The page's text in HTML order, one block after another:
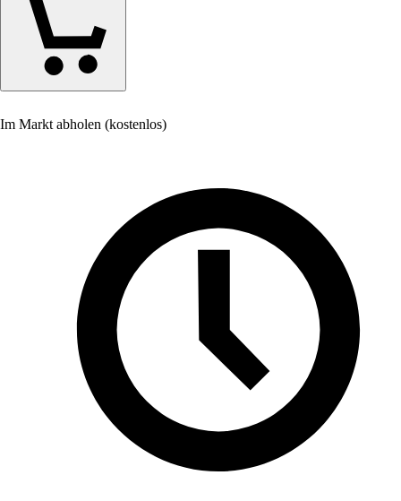
Im Markt abholen (kostenlos)